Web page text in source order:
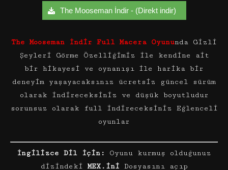
The Mooseman İndir - (Direkt indir)
The Mooseman İndir Full Macera Oyununda Gizli
Şeyleri Görme Özelliğimiz ile kendine ait
bir hikayesi ve oynanışı ile harika bir
deneyim yaşayacaksınız ücretsiz güncel sürüm
olarak indireceksiniz ve düşük boyutludur
sorunsuz olarak full indireceksiniz Eğlenceli
oyunlar
İngilizce Dil İçin:
Oyunu kurmuş olduğunuz
dizindekiMEX.ini Dosyasını açıp